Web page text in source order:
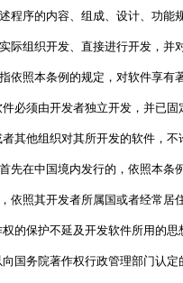
程序的内容、组成、设计、功
际组织开发、直接进行开发，
依照本条例的规定，对软件享
必须由开发者独立开发，并已
其他组织对其所开发的软件，
先在中国境内发行的，依照本条
依照其开发者所属国或者经常
的保护不延及开发软件所用的
国务院著作权行政管理部门认